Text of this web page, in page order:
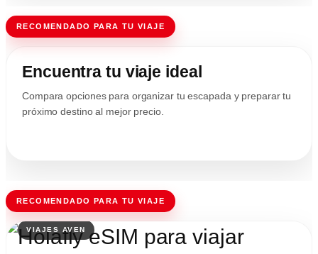
RECOMENDADO PARA TU VIAJE
Encuentra tu viaje ideal
Compara opciones para organizar tu escapada y preparar tu
próximo destino al mejor precio.
RECOMENDADO PARA TU VIAJE